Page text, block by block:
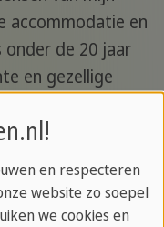
accommodatie en
onder de 20 jaar
en gezellige
aan
voor het
te delen
en respecteren
website zo soepel
we cookies en